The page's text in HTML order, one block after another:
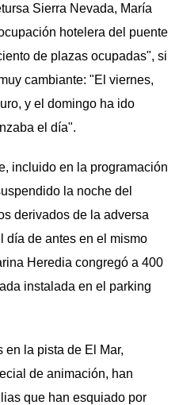
Sierra Nevada, María
hotelera del puente
de plazas ocupadas", si
cambiante: "El viernes,
y el domingo ha ido
el día".
incluido en la programación
la noche del
derivados de la adversa
día de antes en el mismo
Heredia congregó a 400
instalada en el parking
en la pista de El Mar,
de animación, han
que han esquiado por